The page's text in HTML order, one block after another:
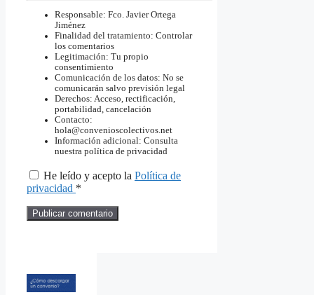
Responsable: Fco. Javier Ortega
Jiménez
Finalidad del tratamiento: Controlar
los comentarios
Legitimación: Tu propio
consentimiento
Comunicación de los datos: No se
comunicarán salvo previsión legal
Derechos: Acceso, rectificación,
portabilidad, cancelación
Contacto:
hola@convenioscolectivos.net
Información adicional: Consulta
nuestra política de privacidad
He leído y acepto la Política de
privacidad *